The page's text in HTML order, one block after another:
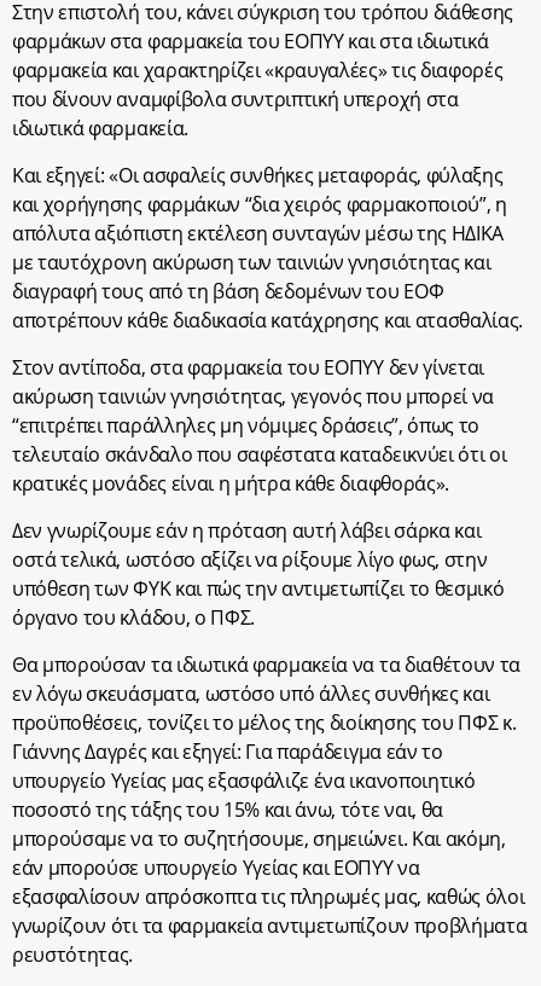
Στην επιστολή του, κάνει σύγκριση του τρόπου διάθεσης
φαρμάκων στα φαρμακεία του ΕΟΠΥΥ και στα ιδιωτικά
φαρμακεία και χαρακτηρίζει «κραυγαλέες» τις διαφορές
που δίνουν αναμφίβολα συντριπτική υπεροχή στα
ιδιωτικά φαρμακεία.
Και εξηγεί: «Οι ασφαλείς συνθήκες μεταφοράς, φύλαξης
και χορήγησης φαρμάκων “δια χειρός φαρμακοποιού”, η
απόλυτα αξιόπιστη εκτέλεση συνταγών μέσω της ΗΔΙΚΑ
με ταυτόχρονη ακύρωση των ταινιών γνησιότητας και
διαγραφή τους από τη βάση δεδομένων του ΕΟΦ
αποτρέπουν κάθε διαδικασία κατάχρησης και ατασθαλίας.
Στον αντίποδα, στα φαρμακεία του ΕΟΠΥΥ δεν γίνεται
ακύρωση ταινιών γνησιότητας, γεγονός που μπορεί να
“επιτρέπει παράλληλες μη νόμιμες δράσεις”, όπως το
τελευταίο σκάνδαλο που σαφέστατα καταδεικνύει ότι οι
κρατικές μονάδες είναι η μήτρα κάθε διαφθοράς».
Δεν γνωρίζουμε εάν η πρόταση αυτή λάβει σάρκα και
οστά τελικά, ωστόσο αξίζει να ρίξουμε λίγο φως, στην
υπόθεση των ΦΥΚ και πώς την αντιμετωπίζει το θεσμικό
όργανο του κλάδου, ο ΠΦΣ.
Θα μπορούσαν τα ιδιωτικά φαρμακεία να τα διαθέτουν τα
εν λόγω σκευάσματα, ωστόσο υπό άλλες συνθήκες και
προϋποθέσεις, τονίζει το μέλος της διοίκησης του ΠΦΣ κ.
Γιάννης Δαγρές και εξηγεί: Για παράδειγμα εάν το
υπουργείο Υγείας μας εξασφάλιζε ένα ικανοποιητικό
ποσοστό της τάξης του 15% και άνω, τότε ναι, θα
μπορούσαμε να το συζητήσουμε, σημειώνει. Και ακόμη,
εάν μπορούσε υπουργείο Υγείας και ΕΟΠΥΥ να
εξασφαλίσουν απρόσκοπτα τις πληρωμές μας, καθώς όλοι
γνωρίζουν ότι τα φαρμακεία αντιμετωπίζουν προβλήματα
ρευστότητας.